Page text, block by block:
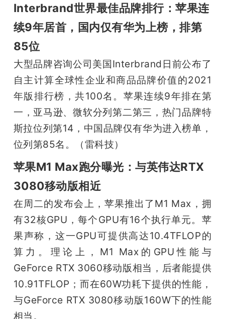
Interbrand世界最佳品牌排行：苹果连
续9年居首，国内仅有华为上榜，排第
85位
大型品牌咨询公司美国Interbrand日前公布了
自主计算全球性企业和商品品牌价值的2021
年版排行榜，共100名。苹果连续9年排在第
一，亚马逊、微软分列第二第三，热门品牌特
斯拉位列第14，中国品牌仅有华为进入榜单，
位列第85名。（雷科技）
苹果M1 Max跑分曝光：与英伟达RTX
3080移动版相近
在周二的发布会上，苹果推出了M1 Max，拥
有32核GPU，每个GPU有16个执行单元。苹
果声称，这一GPU可提供高达10.4TFLOP的
算力。理论上，M1 Max的GPU性能与
GeForce RTX 3060移动版相当，后者能提供
10.91TFLOP；而在60W功耗下提供的性能，
与GeForce RTX 3080移动版160W下的性能
相当。